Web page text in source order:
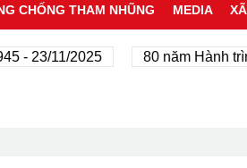
CHỐNG THAM NHŨNG MEDIA
11/2025 80 năm Hành trình